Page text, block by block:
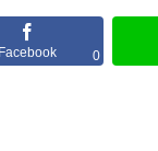
Facebook 0